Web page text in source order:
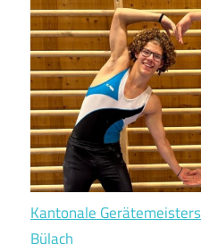
Kantonale
Bülach